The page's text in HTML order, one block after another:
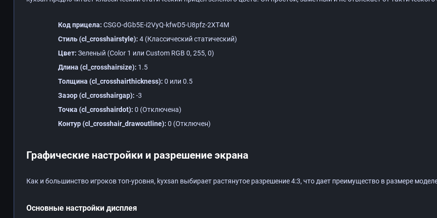
Код прицела: CSGO-dGb5E-i2VyQ-kfwD5-U8pfz-2XT4M
Стиль (cl_crosshairstyle): 4 (Классический статический)
Цвет: Зеленый (Color 1 или Custom RGB 0, 255, 0)
Длина (cl_crosshairsize): 1.5
Толщина (cl_crosshairthickness): 0 или 0.5
Зазор (cl_crosshairgap): -3
Точка (cl_crosshairdot): 0 (Отключена)
Контур (cl_crosshair_drawoutline): 0 (Отключен)
Графические настройки и разрешение экрана
Как и большинство игроков топ-уровня, kyxsan выбирает растянутое разрешение 4:3, что дает преимущество в размере
Основные настройки дисплея